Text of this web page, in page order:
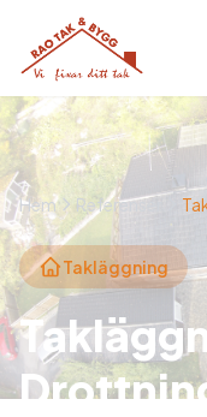
Hem Referenser
Takläggning